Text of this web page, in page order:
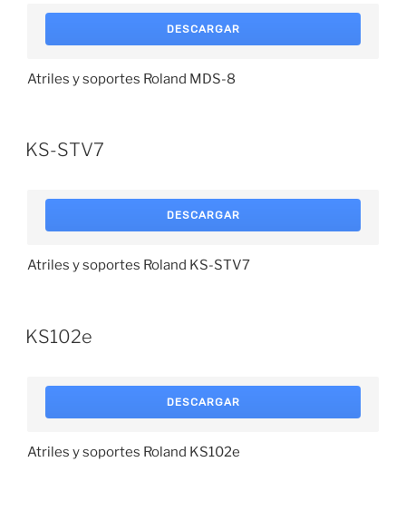
DESCARGAR
Atriles y soportes Roland MDS-8
KS-STV7
DESCARGAR
Atriles y soportes Roland KS-STV7
KS102e
DESCARGAR
Atriles y soportes Roland KS102e